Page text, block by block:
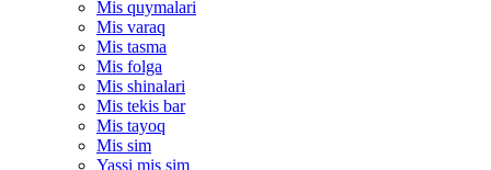
Mis quymalari
Mis varaq
Mis tasma
Mis folga
Mis shinalari
Mis tekis bar
Mis tayoq
Mis sim
Yassi mis sim